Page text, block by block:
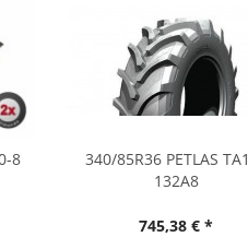
8
340/85R36 PETLAS
132A8
745,38 € *